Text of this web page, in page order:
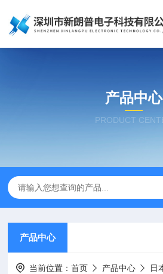
产品中心
PRODUCT
产品中心
当前位置：首页 产品中心 日